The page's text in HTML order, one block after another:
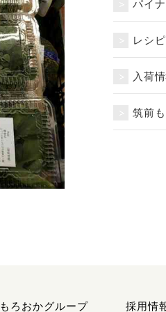
パイ
レシピ
入荷
筑前
もろおかグループ 採用情